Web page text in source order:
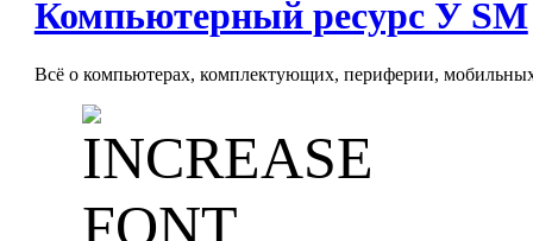
Компьютерный ресурс У SM
Всё о компьютерах, комплектующих, периферии, мобильных